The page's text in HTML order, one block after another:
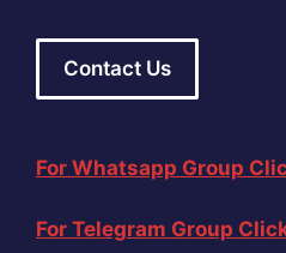
Contact Us
For Whatsapp Group
For Telegram Group